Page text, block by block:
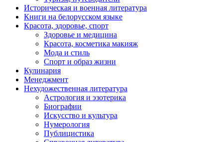
Историческая и военная литература
Книги на белорусском языке
Красота, здоровье, спорт
Здоровье и медицина
Красота, косметика макияж
Мода и стиль
Спорт и образ жизни
Кулинария
Менеджмент
Нехудожественная литература
Астрология и эзотерика
Биографии
Искусство и культура
Нумерология
Публицистика